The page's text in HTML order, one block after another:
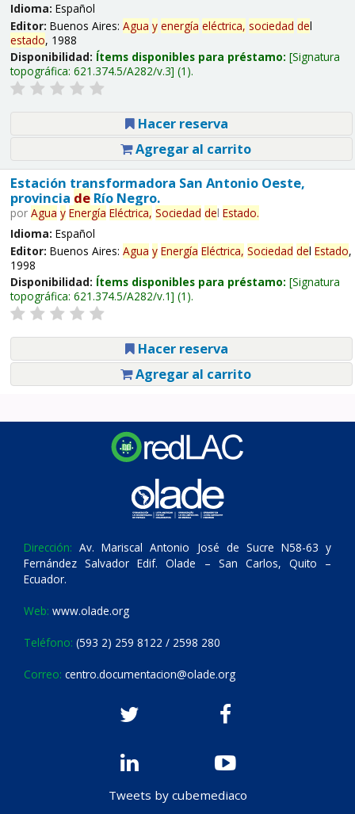
Idioma: Español
Editor: Buenos Aires: Agua y energía eléctrica, sociedad del
estado, 1988
Disponibilidad: Ítems disponibles para préstamo: Signatura
topográfica: 621.374.5/A282/v.3 (1).
Hacer reserva
Agregar al carrito
Estación transformadora San Antonio Oeste,
provincia deRío Negro.
por Agua y Energía Eléctrica, Sociedad del Estado.
Idioma: Español
Editor: Buenos Aires: Agua y Energía Eléctrica, Sociedad del Estado,
1998
Disponibilidad: Ítems disponibles para préstamo: Signatura
topográfica: 621.374.5/A282/v.1 (1).
Hacer reserva
Agregar al carrito
Dirección: Av. Mariscal Antonio José de Sucre N58-63 y
Fernández Salvador Edif. Olade – San Carlos, Quito –
Ecuador.
Web: www.olade.org
Teléfono: (593 2) 259 8122 / 2598 280
Correo: centro.documentacion@olade.org
Tweets by cubemediaco